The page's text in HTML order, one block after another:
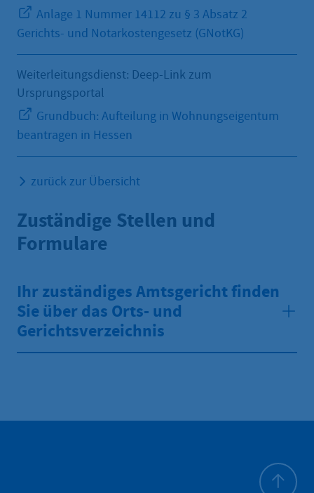
Anlage 1 Nummer 14112 zu § 3 Absatz 2
Gerichts- und Notarkostengesetz (GNotKG)
Weiterleitungsdienst: Deep-Link zum
Ursprungsportal
Grundbuch: Aufteilung in Wohnungseigentum
beantragen in Hessen
zurück zur Übersicht
Zuständige Stellen und
Formulare
Ihr zuständiges Amtsgericht finden
Sie über das Orts- und
Gerichtsverzeichnis